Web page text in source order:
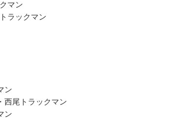
マン
ラックマン
ン
尾トラックマン
ン